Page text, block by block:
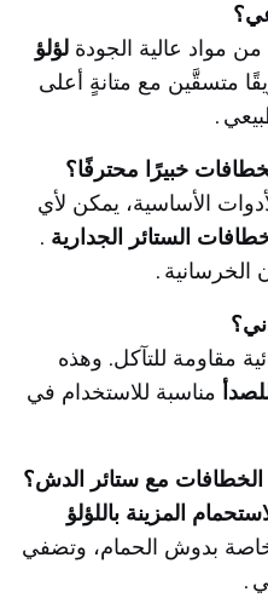
مواد عالية الجودة لؤلؤ
متسقَّين مع متانةٍ أعلى
.
خبيرًا محترفًا؟
الأساسية، يمكن لأي
الستائر الجدارية .
الخرسانية.
مقاومة للتآكل. وهذه
مناسبة للاستخدام في
مع ستائر الدش؟
المزينة باللؤلؤ
بدوش الحمام، وتضفي
.